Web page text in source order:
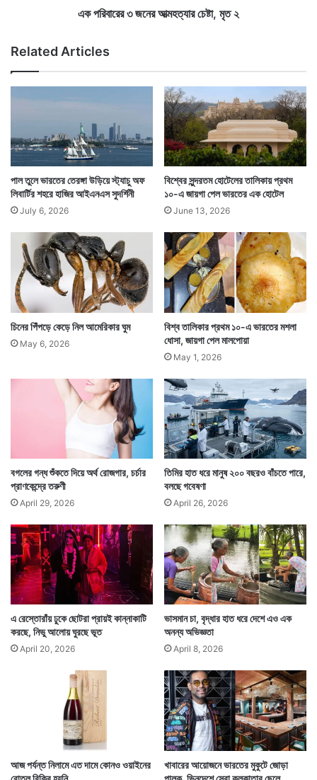
Tags Lifestyle New York
ত্ম
হ
ত্যা
,
মৃ
ত
২
এক পরিবারের ৩ জনের আত্মহত্যার চেষ্টা, মৃত ২
Related Articles
পাল তুলে ভারতের তেরঙ্গা উড়িয়ে স্ট্যাচু অফ
লিবার্টির শহরে হাজির আইএনএস সুদর্শিনী
July 6, 2026
বিশ্বের সুন্দরতম হোটেলের তালিকায় প্রথম
১০-এ জায়গা পেল ভারতের এক হোটেল
June 13, 2026
চিনের পিঁপড়ে কেড়ে নিল আমেরিকার ঘুম
May 6, 2026
বিশ্ব তালিকার প্রথম ১০-এ ভারতের মশলা
ধোসা, জায়গা পেল মালপোয়া
May 1, 2026
বগলের গন্ধ শুঁকতে দিয়ে অর্থ রোজগার, চর্চার
প্রাণকেন্দ্রে তরুণী
April 29, 2026
তিমির হাত ধরে মানুষ ২০০ বছরও বাঁচতে পারে,
বলছে গবেষণা
April 26, 2026
এ রেস্তোরাঁয় ঢুকে ছোটরা প্রায়ই কান্নাকাটি
করছে, নিভু আলোয় ঘুরছে ভূত
April 20, 2026
ভাসমান চা, বৃদ্ধার হাত ধরে দেশে এও এক
অনন্য অভিজ্ঞতা
April 8, 2026
আজ পর্যন্ত নিলামে এত দামে কোনও ওয়াইনের
খাবারের আয়োজনে ভারতের মুকুটে জোড়া